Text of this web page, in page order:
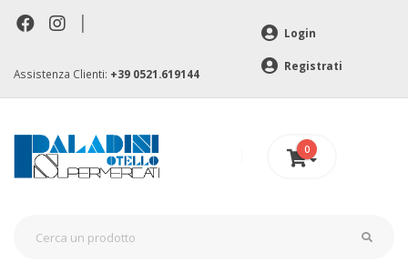
|
Assistenza Clienti: +39 0521.619144
Login
Registrati
0